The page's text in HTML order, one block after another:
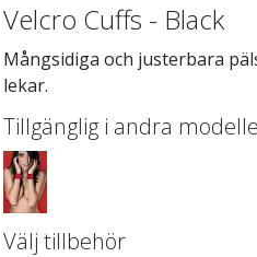
Velcro Cuffs - Black
Mångsidiga och justerbara
lekar.
Tillgänglig i andra
Välj tillbehör